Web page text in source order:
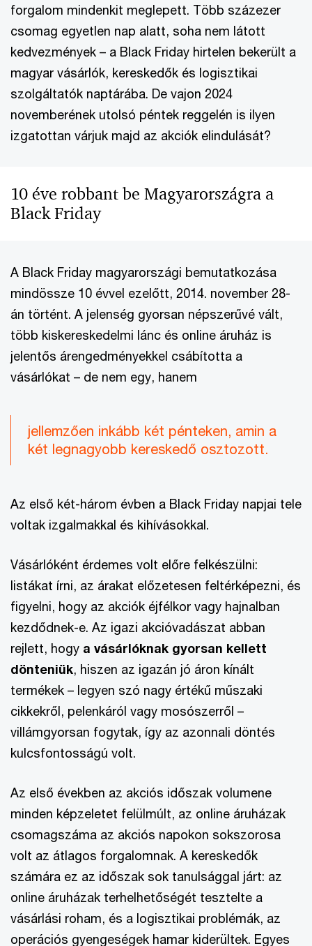
forgalom mindenkit meglepett. Több százezer
csomag egyetlen nap alatt, soha nem látott
kedvezmények – a Black Friday hirtelen bekerült a
magyar vásárlók, kereskedők és logisztikai
szolgáltatók naptárába. De vajon 2024
novemberének utolsó péntek reggelén is ilyen
izgatottan várjuk majd az akciók elindulását?
10 éve robbant be Magyarországra a
Black Friday
A Black Friday magyarországi bemutatkozása
mindössze 10 évvel ezelőtt, 2014. november 28-
án történt. A jelenség gyorsan népszerűvé vált,
több kiskereskedelmi lánc és online áruház is
jelentős árengedményekkel csábította a
vásárlókat – de nem egy, hanem
jellemzően inkább két pénteken, amin a
két legnagyobb kereskedő osztozott.
Az első két-három évben a Black Friday napjai tele
voltak izgalmakkal és kihívásokkal.
Vásárlóként érdemes volt előre felkészülni:
listákat írni, az árakat előzetesen feltérképezni, és
figyelni, hogy az akciók éjfélkor vagy hajnalban
kezdődnek-e. Az igazi akcióvadászat abban
rejlett, hogy a vásárlóknak gyorsan kellett
dönteniük, hiszen az igazán jó áron kínált
termékek – legyen szó nagy értékű műszaki
cikkekről, pelenkáról vagy mosószerről –
villámgyorsan fogytak, így az azonnali döntés
kulcsfontosságú volt.
Az első években az akciós időszak volumene
minden képzeletet felülmúlt, az online áruházak
csomagszáma az akciós napokon sokszorosa
volt az átlagos forgalomnak. A kereskedők
számára ez az időszak sok tanulsággal járt: az
online áruházak terhelhetőségét tesztelte a
vásárlási roham, és a logisztikai problémák, az
operációs gyengeségek hamar kiderültek. Egyes